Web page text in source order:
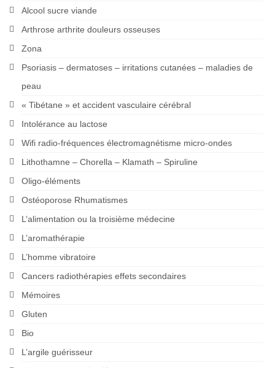
Alcool sucre viande
Arthrose arthrite douleurs osseuses
Zona
Psoriasis – dermatoses – irritations cutanées – maladies de
peau
« Tibétane » et accident vasculaire cérébral
Intolérance au lactose
Wifi radio-fréquences électromagnétisme micro-ondes
Lithothamne – Chorella – Klamath – Spiruline
Oligo-éléments
Ostéoporose Rhumatismes
L’alimentation ou la troisième médecine
L’aromathérapie
L’homme vibratoire
Cancers radiothérapies effets secondaires
Mémoires
Gluten
Bio
L’argile guérisseur